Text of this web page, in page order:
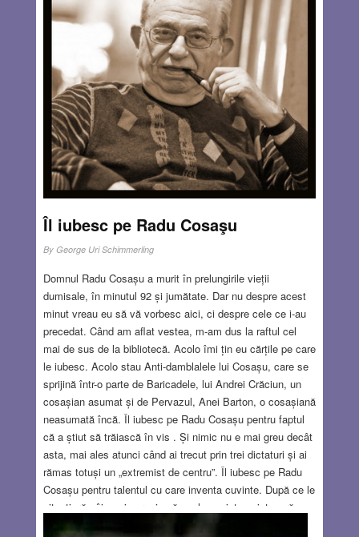
filmul nu mai este un succes de casă, un hit, un
blockbuster, nu se mai vinde, ba mai mult, în multe părți
ale lumii nici nu se mai distribuie. Treptat se coagulează
platforma BRICS de colaborare economică și financiară,
care cuprinde cca. 70% din populația globului. În ultima
vreme, diplomația SUA și sancțiunile EU îndreptate
împotriva Rusiei au reușit să forjeze o alianță între țara
cea mai bogată în resurse și cea mai mare putere
industrială a lumii, la care se adaugă majoritatea statelor
musulmane și africane.
Read more…
APR 20, 2023 2 COMMENTS
Îl iubesc pe Radu Cosaşu
By George Uri Schimmerling
Domnul Radu Cosașu a murit în prelungirile vieții
dumisale, în minutul 92 și jumătate. Dar nu despre acest
minut vreau eu să vă vorbesc aici, ci despre cele ce i-au
precedat. Când am aflat vestea, m-am dus la raftul cel
mai de sus de la bibliotecă. Acolo îmi țin eu cărțile pe care
le iubesc. Acolo stau Anti-damblalele lui Cosașu, care se
sprijină într-o parte de Baricadele, lui Andrei Crăciun, un
cosașian asumat și de Pervazul, Anei Barton, o cosașiană
neasumată încă. Îl iubesc pe Radu Cosașu pentru faptul
că a știut să trăiască în vis . Și nimic nu e mai greu decât
asta, mai ales atunci când ai trecut prin trei dictaturi și ai
rămas totuși un „extremist de centru”. Îl iubesc pe Radu
Cosașu pentru talentul cu care inventa cuvinte. După ce le
citești, rămâi cu impresia că acele cuvinte existaseră
dintotdeauna în limba română şi așteptau doar vederea